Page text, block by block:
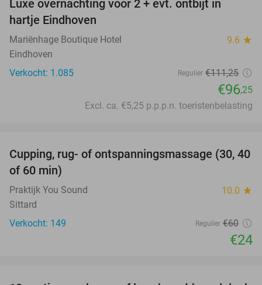
Luxe overnachting voor 2 + evt. ontbijt in
hartje Eindhoven
Mariënhage Boutique Hotel 9.6 star
Eindhoven
Verkocht: 1.085
Regulier €111,25
€96,25
Excl. ca. €5,25 p.p.p.n. toeristenbelasting
60%
Cupping, rug- of ontspanningsmassage (30, 40
of 60 min)
Praktijk You Sound 10.0 star
Sittard
Verkocht: 149
Regulier €60
€24